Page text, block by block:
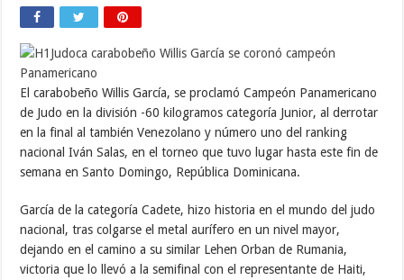
El carabobeño Willis García, se proclamó Campeón Panamericano
de Judo en la división -60 kilogramos categoría Junior, al derrotar
en la final al también Venezolano y número uno del ranking
nacional Iván Salas, en el torneo que tuvo lugar hasta este fin de
semana en Santo Domingo, República Dominicana.
García de la categoría Cadete, hizo historia en el mundo del judo
nacional, tras colgarse el metal aurífero en un nivel mayor,
dejando en el camino a su similar Lehen Orban de Rumania,
victoria que lo llevó a la semifinal con el representante de Haiti,